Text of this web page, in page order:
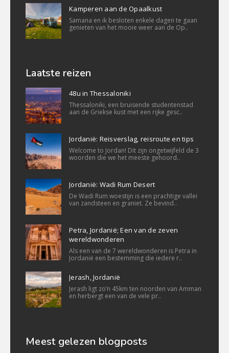
Kamperen aan de Opaalkust
Samana en ik besloten enkele dagen te gaan
genieten van het mooie weer aan de Op..
Laatste reizen
48u in Thessaloniki
Thessaloniki, een bruisende studentenstad
aan de Griekse kust met een rijke gesc..
Jordanië: Reisverslag, reisroute en tips
Welcome to Jordan! Dit zijn ongetwijfeld de 3
woorden die we het meeste gehoord..
Jordanië: Wadi Rum Desert
De Wadi Rum woestijn is een prachtige vallei
van zandsteen en graniet. Ze bevind..
Petra, Jordanië; Een van de zeven
wereldwonderen
Als een van de 7 wereldwonderen is Petra in
Jordanië een bestemming die iedere r..
Jerash, Jordanië
Jerash ligt zo’n 45km ten noorden van Amman
en herbergt een van de vele pr..
Meest gelezen blogposts